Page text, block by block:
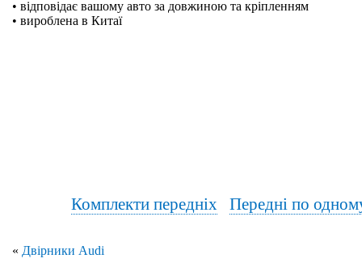
• відповідає вашому авто за довжиною та кріпленням
• вироблена в Китаї
Комплекти передніх Передні по
« Двірники Audi